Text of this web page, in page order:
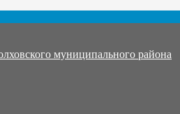
муниципального района